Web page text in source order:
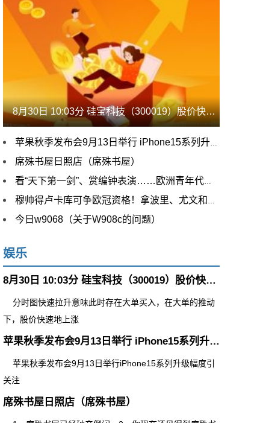
8月30日 10:03分 硅宝科技（300019）股价快速拉升
苹果秋季发布会9月13日举行 iPhone15系列升级幅度引关注
席殊书屋日照店（席殊书屋）
看“天下第一剑”、赏编钟表演……欧洲青年代表团走进湖北省博物馆
穆帅得卢卡库可争欧冠资格！拿波里、尤文和米兰双雄谁会被挤下来
今日w9068（关于W908c的问题）
娱乐
8月30日 10:03分 硅宝科技（300019）股价快速拉升
分时图快速拉升意味此时存在大单买入，在大单的推动
下，股价快速地上涨
苹果秋季发布会9月13日举行 iPhone15系列升级幅度引关注
苹果秋季发布会9月13日举行iPhone15系列升级幅度引
关注
席殊书屋日照店（席殊书屋）